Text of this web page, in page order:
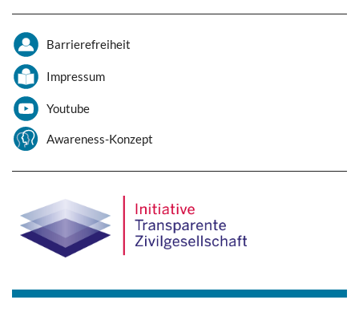
Barrierefreiheit
Impressum
Youtube
Awareness-Konzept